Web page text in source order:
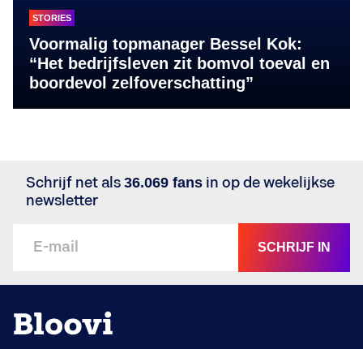
STORIES
Voormalig topmanager Bessel Kok:
“Het bedrijfsleven zit bomvol toeval en
boordevol zelfoverschatting”
Schrijf net als 36.069 fans in op de wekelijkse
newsletter
SCHRIJF IN